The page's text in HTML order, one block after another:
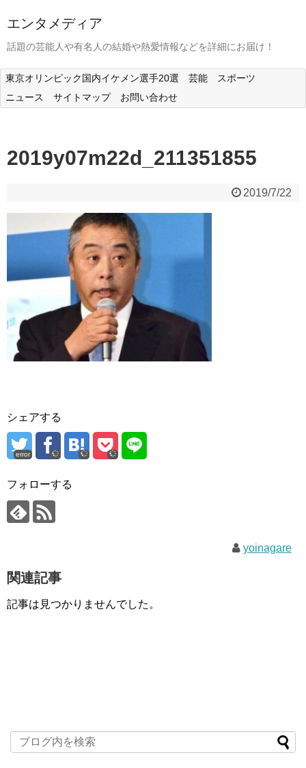
エンタメディア
話題の芸能人や有名人の結婚や熱愛情報などを詳細にお届け！
東京オリンピック国内イケメン選手20選 芸能
スポーツ
ニュース
サイトマップ お問い合わせ
2019y07m22d_211351855
2019/7/22
シェアする
error
フォローする
yoinagare
関連記事
記事は見つかりませんでした。